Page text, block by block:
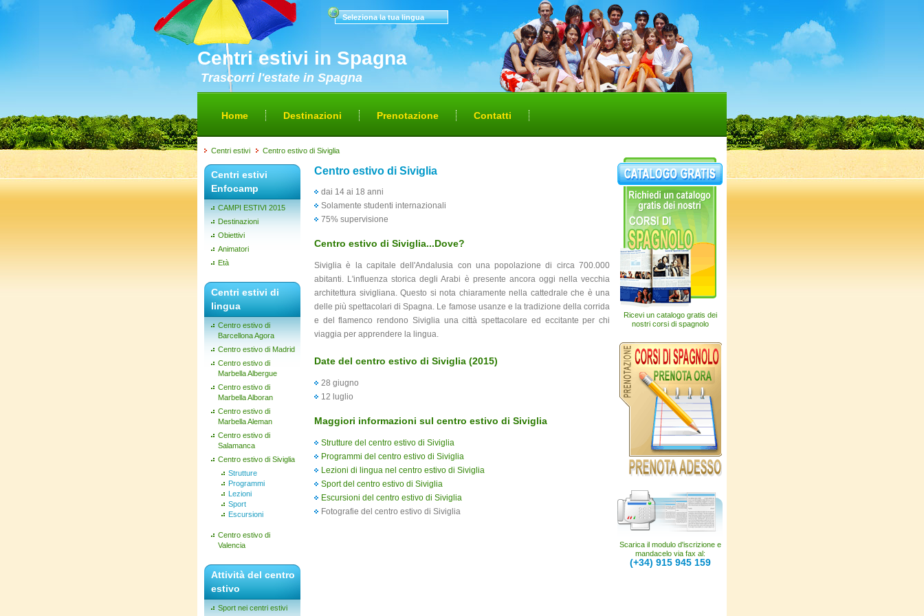
Centri estivi in Spagna
Trascorri l'estate in Spagna
Seleziona la tua lingua
Home Destinazioni Prenotazione Contatti
Centri estivi Centro estivo di Siviglia
Centri estivi
Enfocamp
CAMPI ESTIVI 2015
Destinazioni
Obiettivi
Animatori
Età
Centri estivi di
lingua
Centro estivo di
Barcellona Agora
Centro estivo di Madrid
Centro estivo di
Marbella Albergue
Centro estivo di
Marbella Alboran
Centro estivo di
Marbella Aleman
Centro estivo di
Salamanca
Centro estivo di Siviglia
Strutture
Programmi
Lezioni
Sport
Escursioni
Centro estivo di
Valencia
Attività del centro
estivo
Sport nei centri estivi
Centro estivo di Siviglia
dai 14 ai 18 anni
Solamente studenti internazionali
75% supervisione
Centro estivo di Siviglia...Dove?
Siviglia è la capitale dell'Andalusia con una popolazione di circa 700.000
abitanti. L'influenza storica degli Arabi è presente ancora oggi nella vecchia
architettura sivigliana. Questo si nota chiaramente nella cattedrale che è una
delle più spettacolari di Spagna. Le famose usanze e la tradizione della corrida
e del flamenco rendono Siviglia una città spettacolare ed eccitante per chi
viaggia per apprendere la lingua.
Date del centro estivo di Siviglia (2015)
28 giugno
12 luglio
Maggiori informazioni sul centro estivo di Siviglia
Strutture del centro estivo di Siviglia
Programmi del centro estivo di Siviglia
Lezioni di lingua nel centro estivo di Siviglia
Sport del centro estivo di Siviglia
Escursioni del centro estivo di Siviglia
Fotografie del centro estivo di Siviglia
Ricevi un catalogo gratis dei
nostri corsi di spagnolo
Scarica il modulo d'iscrizione e
mandacelo via fax al:
(+34) 915 945 159